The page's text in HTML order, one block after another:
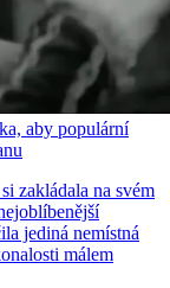
aby populární
zakládala na svém
jediná nemístná
málem